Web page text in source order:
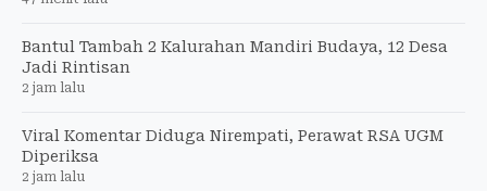
Bantul Tambah 2 Kalurahan Mandiri Budaya, 12 Desa
Jadi Rintisan
2 jam lalu
Viral Komentar Diduga Nirempati, Perawat RSA UGM
Diperiksa
2 jam lalu